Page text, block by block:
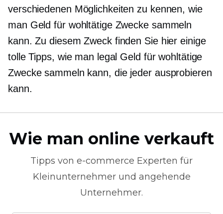
verschiedenen Möglichkeiten zu kennen, wie
man Geld für wohltätige Zwecke sammeln
kann. Zu diesem Zweck finden Sie hier einige
tolle Tipps, wie man legal Geld für wohltätige
Zwecke sammeln kann, die jeder ausprobieren
kann.
Wie man online verkauft
Tipps von e-commerce Experten für
Kleinunternehmer und angehende
Unternehmer.